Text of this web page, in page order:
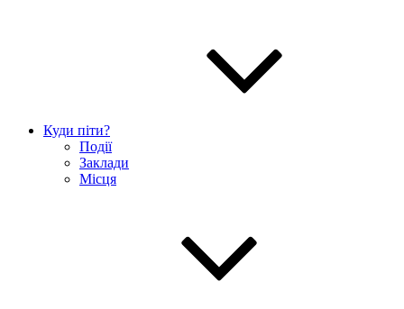
Куди піти?
Події
Заклади
Місця